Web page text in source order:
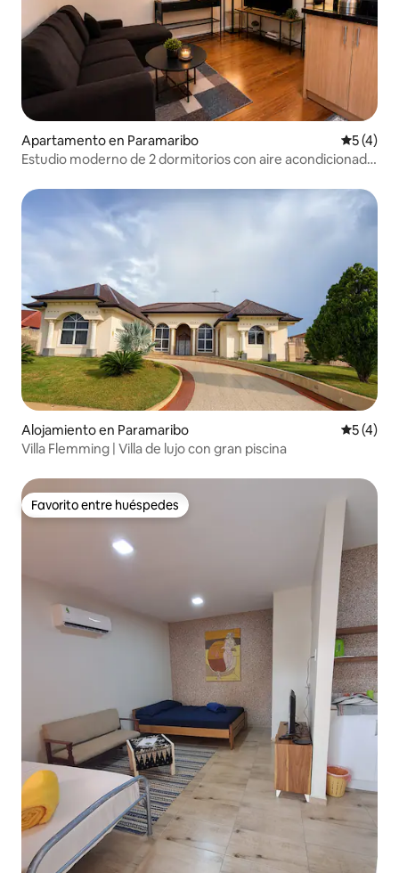
Apartamento en Paramaribo
5 (4)
Estudio moderno de 2 dormitorios con aire acondicionado
Alojamiento en Paramaribo
5 (4)
Villa Flemming | Villa de lujo con gran piscina
Favorito entre huéspedes
Favorito entre huéspedes